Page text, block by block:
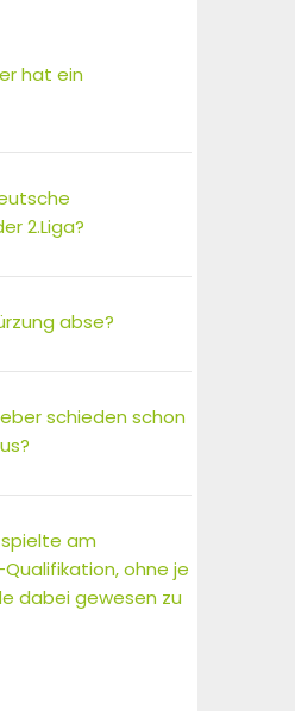
hat ein
2.Liga?
abse?
schieden schon
am
ohne je
dabei gewesen zu